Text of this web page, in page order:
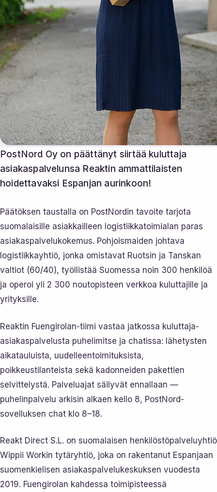
PostNord Oy on päättänyt siirtää kuluttaja
asiakaspalvelunsa Reaktin ammattilaisten
hoidettavaksi Espanjan aurinkoon!
Päätöksen taustalla on PostNordin tavoite tarjota
suomalaisille asiakkailleen logistiikkatoimialan paras
asiakaspalvelukokemus. Pohjoismaiden johtava
logistiikkayhtiö, jonka omistavat Ruotsin ja Tanskan
valtiot (60/40), työllistää Suomessa noin 300 henkilöä
ja operoi yli 2 300 noutopisteen verkkoa kuluttajille ja
yrityksille.
Reaktin Fuengirolan-tiimi vastaa jatkossa kuluttaja-
asiakaspalvelusta puhelimitse ja chatissa: lähetysten
aikatauluista, uudelleentoimituksista,
poikkeustilanteista sekä kadonneiden pakettien
selvittelystä. Palveluajat säilyvät ennallaan —
puhelinpalvelu arkisin alkaen kello 8, PostNord-
sovelluksen chat klo 8–18.
Reakt Direct S.L. on suomalaisen henkilöstöpalveluyhtiö
Wippii Workin tytäryhtiö, joka on rakentanut Espanjaan
suomenkielisen asiakaspalvelukeskuksen vuodesta
2019. Fuengirolan kahdessa toimipisteessä